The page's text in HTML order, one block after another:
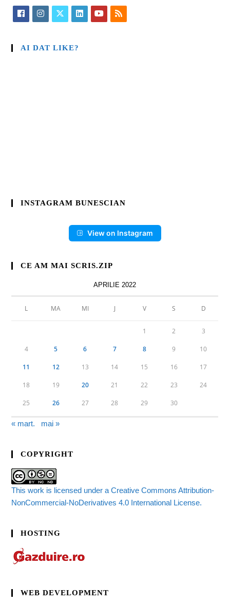
AI DAT LIKE?
INSTAGRAM BUNESCIAN
View on Instagram
CE AM MAI SCRIS.ZIP
APRILIE 2022
L MA MI J V S D
1 2 3
4 5 6 7 8 9 10
11 12 13 14 15 16 17
18 19 20 21 22 23 24
25 26 27 28 29 30
« mart. mai »
COPYRIGHT
This work is licensed under a Creative Commons Attribution-
NonCommercial-NoDerivatives 4.0 International License.
HOSTING
WEB DEVELOPMENT